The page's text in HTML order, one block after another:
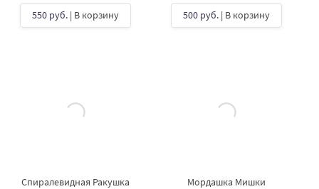
550 руб. | В корзину
500 руб. | В корзину
Спиралевидная Ракушка
Мордашка Мишки